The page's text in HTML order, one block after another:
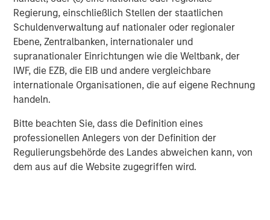
Regierung, einschließlich Stellen der staatlichen
Schuldenverwaltung auf nationaler oder regionaler
Ebene, Zentralbanken, internationaler und
supranationaler Einrichtungen wie die Weltbank, der
IWF, die EZB, die EIB und andere vergleichbare
internationale Organisationen, die auf eigene Rechnung
handeln.
Bitte beachten Sie, dass die Definition eines
professionellen Anlegers von der Definition der
Regulierungsbehörde des Landes abweichen kann, von
dem aus auf die Website zugegriffen wird.
despite elevated volatility and divergence across
markets. As inflation and energy prices keep
central banks hawkish, real estate continues to
offer attractive relative value, supported by a
25% repricing, durable income streams, and
constrained supply. In this environment,
diversified portfolios and selective asset-level
07-AUG-2026